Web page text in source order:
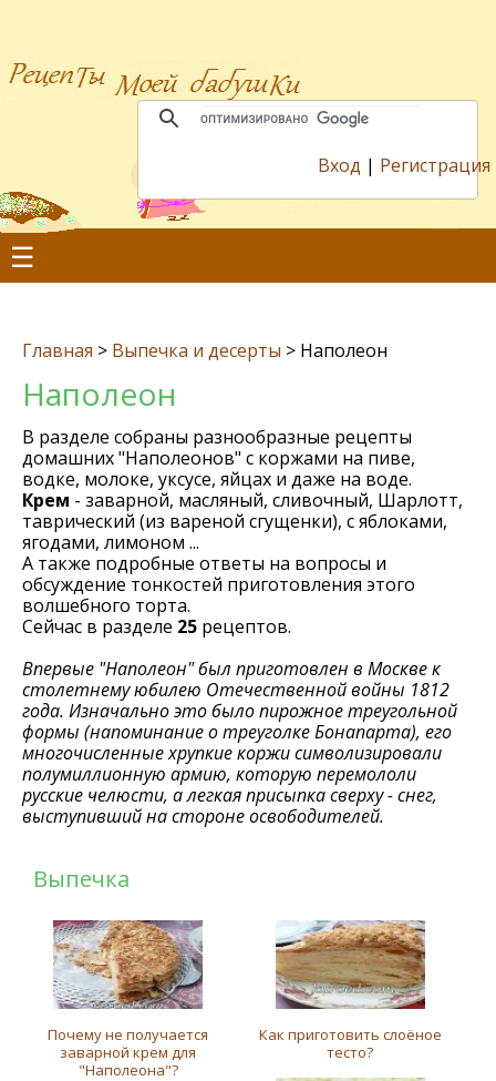
Вход | Регистрация
☰
Главная > Выпечка и десерты > Наполеон
Наполеон
В разделе собраны разнообразные рецепты
домашних "Наполеонов" с коржами на пиве,
водке, молоке, уксусе, яйцах и даже на воде.
Крем - заварной, масляный, сливочный, Шарлотт,
таврический (из вареной сгущенки), с яблоками,
ягодами, лимоном ...
А также подробные ответы на вопросы и
обсуждение тонкостей приготовления этого
волшебного торта.
Сейчас в разделе 25 рецептов.
Впервые "Наполеон" был приготовлен в Москве к
столетнему юбилею Отечественной войны 1812
года. Изначально это было пирожное треугольной
формы (напоминание о треуголке Бонапарта), его
многочисленные хрупкие коржи символизировали
полумиллионную армию, которую перемололи
русские челюсти, а легкая присыпка сверху - снег,
выступивший на стороне освободителей.
Выпечка
Почему не получается
заварной крем для
"Наполеона"?
Как приготовить слоёное
тесто?